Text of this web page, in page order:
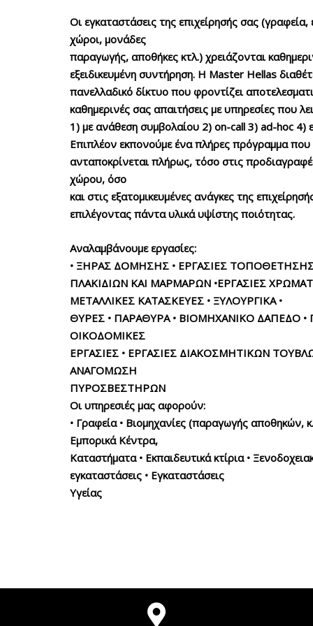
Οι εγκαταστάσεις της επιχείρησής σας (γραφεία,
χώροι, μονάδες
παραγωγής, αποθήκες κτλ.) χρειάζονται
εξειδικευμένη συντήρηση. Η Master Hellas
πανελλαδικό δίκτυο που φροντίζει
καθημερινές σας απαιτήσεις με υπηρεσίες που
1) με ανάθεση συμβολαίου 2) on-call 3) ad-hoc 4)
Επιπλέον εκπονούμε ένα πλήρες πρόγραμμα που
ανταποκρίνεται πλήρως, τόσο στις
χώρου, όσο
και στις εξατομικευμένες ανάγκες της
επιλέγοντας πάντα υλικά υψίστης ποιότητας.
Αναλαμβάνουμε εργασίες:
• ΞΗΡΑΣ ΔΟΜΗΣΗΣ • ΕΡΓΑΣΙΕΣ
ΠΛΑΚΙΔΙΩΝ ΚΑΙ ΜΑΡΜΑΡΩΝ •ΕΡΓΑΣΙΕΣ
ΜΕΤΑΛΛΙΚΕΣ ΚΑΤΑΣΚΕΥΕΣ • ΞΥΛΟΥΡΓΙΚΑ •
ΘΥΡΕΣ • ΠΑΡΑΘΥΡΑ • ΒΙΟΜΗΧΑΝΙΚΟ ΔΑΠΕΔΟ •
ΟΙΚΟΔΟΜΙΚΕΣ
ΕΡΓΑΣΙΕΣ • ΕΡΓΑΣΙΕΣ ΔΙΑΚΟΣΜΗΤΙΚΩΝ
ΑΝΑΓΟΜΩΣΗ
ΠΥΡΟΣΒΕΣΤΗΡΩΝ
Οι υπηρεσιές μας αφορούν:
• Γραφεία • Βιομηχανίες (παραγωγής αποθηκών,
Εμπορικά Κέντρα,
Καταστήματα • Εκπαιδευτικά κτίρια •
εγκαταστάσεις • Εγκαταστάσεις
Υγείας